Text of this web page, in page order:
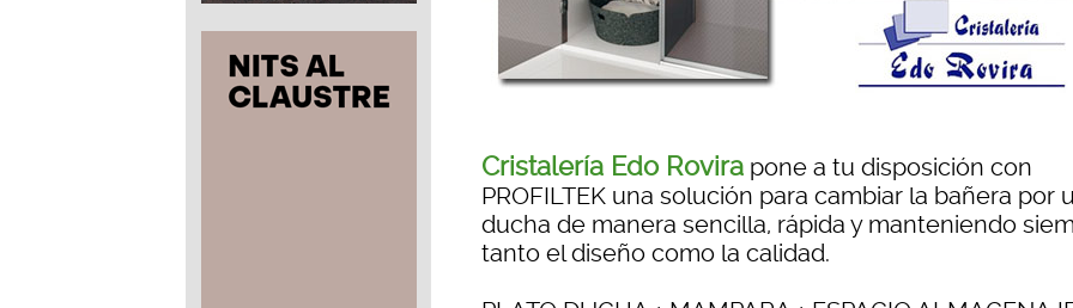
Cristalería Edo Rovira pone a tu disposición con
PROFILTEK una solución para cambiar la bañera por
ducha de manera sencilla, rápida y manteniendo
tanto el diseño como la calidad.